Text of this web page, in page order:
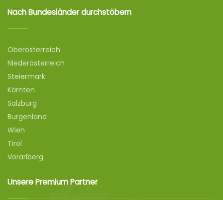
Nach Bundesländer durchstöbern
Oberösterreich
Niederösterreich
Steiermark
Kärnten
Salzburg
Burgenland
Wien
Tirol
Vorarlberg
Unsere Premium Partner